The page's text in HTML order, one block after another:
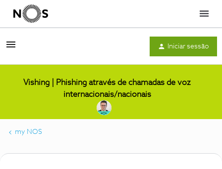
Menu
Iniciar sessão
Vishing | Phishing através de chamadas de voz
internacionais/nacionais
my NOS